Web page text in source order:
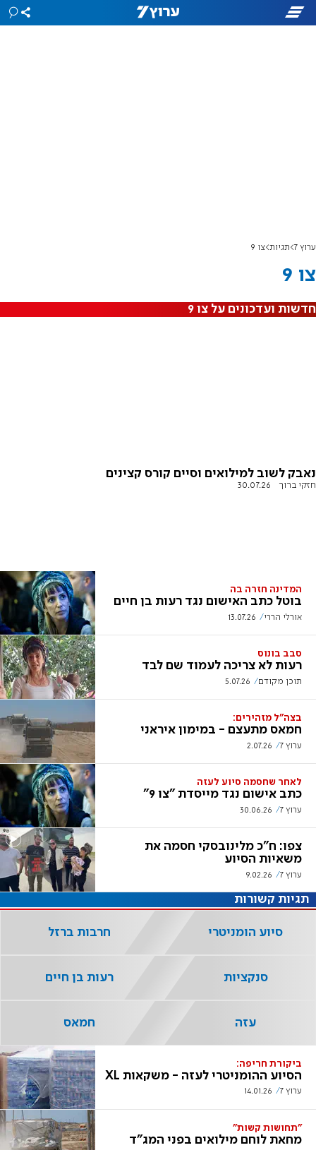
ערוץ 7 תגיות צו 9
צו 9
חדשות ועדכונים על צו 9
נאבק לשוב למילואים וסיים קורס קצינים
חזקי ברוך 30.07.26
המדינה חזרה בה
בוטל כתב האישום נגד רעות בן חיים
אורלי הררי 13.07.26
סבב בונוס
רעות לא צריכה לעמוד שם לבד
תוכן מקודם 5.07.26
בצה"ל מזהירים:
חמאס מתעצם - במימון איראני
ערוץ 7 2.07.26
לאחר שחסמה סיוע לעזה
כתב אישום נגד מייסדת "צו 9"
ערוץ 7 30.06.26
צפו: ח"כ מלינובסקי חסמה את
משאיות הסיוע
ערוץ 7 9.02.26
ביקורת חריפה:
הסיוע ההומניטרי לעזה - משקאות XL
ערוץ 7 14.01.26
"תחושות קשות"
מחאת לוחם מילואים בפני המג"ד
תגיות קשורות
סיוע הומניטרי חרבות ברזל
סנקציות רעות בן חיים
עזה חמאס